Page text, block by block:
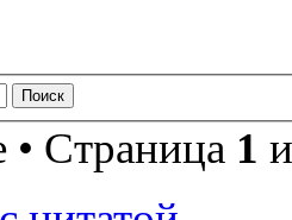
• Страница 1